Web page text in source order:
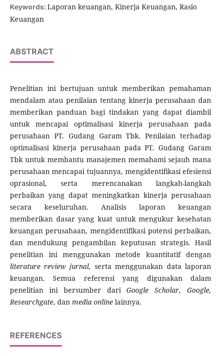
Keywords: Laporan keuangan, Kinerja Keuangan, Rasio
Keuangan
ABSTRACT
Penelitian ini bertujuan untuk memberikan pemahaman
mendalam atau penilaian tentang kinerja perusahaan dan
memberikan panduan bagi tindakan yang dapat diambil
untuk mencapai optimalisasi kinerja perusahaan pada
perusahaan PT. Gudang Garam Tbk. Penilaian terhadap
optimalisasi kinerja perusahaan pada PT. Gudang Garam
Tbk untuk membantu manajemen memahami sejauh mana
perusahaan mencapai tujuannya, mengidentifikasi efesiensi
oprasional, serta merencanakan langkah-langkah
perbaikan yang dapat meningkatkan kinerja perusahaan
secara keseluruhan. Analisis laporan keuangan
memberikan dasar yang kuat untuk mengukur kesehatan
keuangan perusahaan, mengidentifikasi potensi perbaikan,
dan mendukung pengambilan keputusan strategis. Hasil
penelitian ini menggunakan metode kuantitatif dengan
literature review jurnal, serta menggunakan data laporan
keuangan. Semua referensi yang digunakan dalam
penelitian ini bersumber dariGoogle Scholar, Google,
Researchgate, dan media onlinelainnya.
REFERENCES